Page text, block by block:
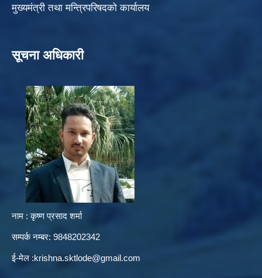
मुख्यमंत्री तथा मन्त्रिपरिषदको कार्यालय
सूचना अधिकारी
नाम : कृष्ण प्रसाद शर्मा
सम्पर्क नम्बर: 9848202342
ई-मेल :krishna.sktlode@gmail.com